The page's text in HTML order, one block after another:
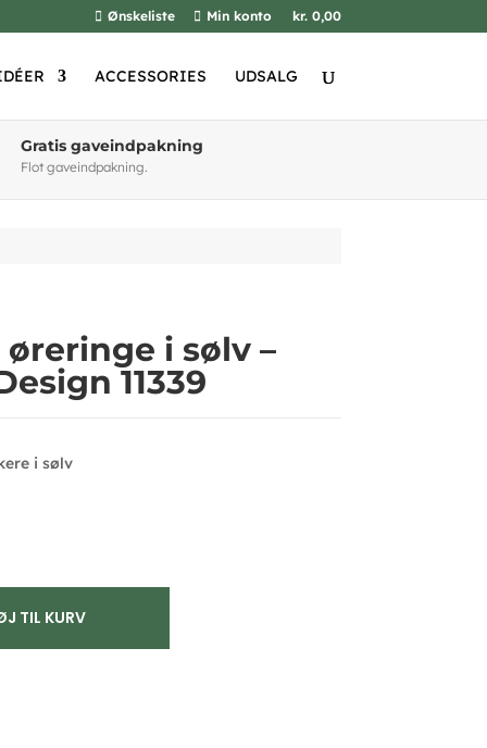
Ønskeliste Min konto kr. 0,00
ACCESSORIES UDSALG
Gratis gaveindpakning
Flot gaveindpakning.
i sølv –
11339
i sølv
TIL KURV